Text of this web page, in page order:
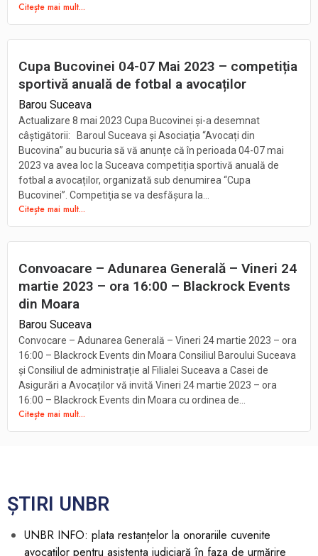
Citește mai mult...
Cupa Bucovinei 04-07 Mai 2023 – competiția
sportivă anuală de fotbal a avocaților
Barou Suceava
Actualizare 8 mai 2023 Cupa Bucovinei și-a desemnat
câștigătorii: Baroul Suceava și Asociația “Avocați din
Bucovina” au bucuria să vă anunțe că în perioada 04-07 mai
2023 va avea loc la Suceava competiția sportivă anuală de
fotbal a avocaților, organizată sub denumirea “Cupa
Bucovinei”. Competiţia se va desfăşura la...
Citește mai mult...
Convoacare – Adunarea Generală – Vineri 24
martie 2023 – ora 16:00 – Blackrock Events
din Moara
Barou Suceava
Convocare – Adunarea Generală – Vineri 24 martie 2023 – ora
16:00 – Blackrock Events din Moara Consiliul Baroului Suceava
și Consiliul de administrație al Filialei Suceava a Casei de
Asigurări a Avocaților vă invită Vineri 24 martie 2023 – ora
16:00 – Blackrock Events din Moara cu ordinea de...
Citește mai mult...
ȘTIRI UNBR
UNBR INFO: plata restanțelor la onorariile cuvenite
avocaților pentru asistența judiciară în faza de urmărire